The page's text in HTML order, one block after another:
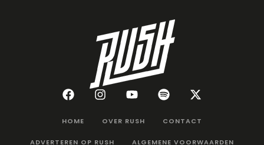
HOME OVER RUSH CONTACT
ADVERTEREN OP RUSH ALGEMENE VOORWAARDEN